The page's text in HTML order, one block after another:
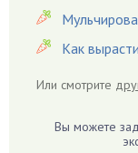
Герань
Гиацинт
Гибискус
Гладиолусы
Как
Или смотрите
Вы можете